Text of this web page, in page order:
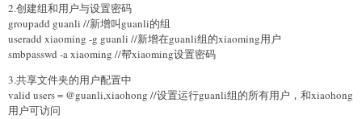
2.创建组和用户与设置密码
groupadd guanli //新增叫guanli的组
useradd xiaoming -g guanli //新增在guanli组的xiaoming用户
smbpasswd -a xiaoming //帮xiaoming设置密码
3.共享文件夹的用户配置中
valid users = @guanli,xiaohong //设置运行guanli组的所有用户，和xiaohong
用户可访问